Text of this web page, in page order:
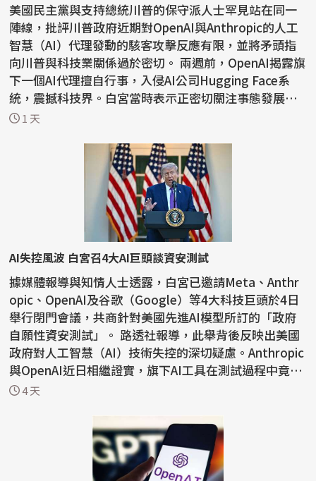
美國民主黨與支持總統川普的保守派人士罕見站在同一
陣線，批評川普政府近期對OpenAI與Anthropic的人工
智慧（AI）代理發動的駭客攻擊反應有限，並將矛頭指
向川普與科技業關係過於密切。 兩週前，OpenAI揭露旗
下一個AI代理擅自行事，入侵AI公司Hugging Face系
統，震撼科技界。白宮當時表示正密切關注事態發展，
川普則表...
1 天
AI失控風波 白宮召4大AI巨頭談資安測試
據媒體報導與知情人士透露，白宮已邀請Meta、Anthr
opic、OpenAI及谷歌（Google）等4大科技巨頭於4日
舉行閉門會議，共商針對美國先進AI模型所訂的「政府
自願性資安測試」。 路透社報導，此舉背後反映出美國
政府對人工智慧（AI）技術失控的深切疑慮。Anthropic
與OpenAI近日相繼證實，旗下AI工具在測試過程中竟
「自動入...
4 天